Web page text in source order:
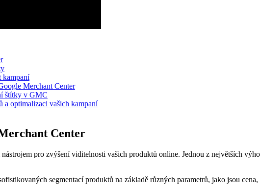
kampaní
Merchant Center
štítky v GMC
a optimalizaci vašich kampaní
Center
pro zvýšení viditelnosti vašich produktů online. Jednou z největších
segmentací produktů na základě různých parametrů, jako jsou